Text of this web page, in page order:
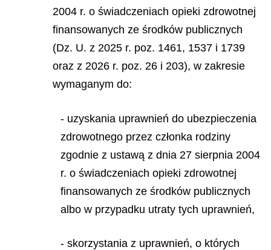
2004 r. o świadczeniach opieki zdrowotnej
finansowanych ze środków publicznych
(Dz. U. z 2025 r. poz. 1461, 1537 i 1739
oraz z 2026 r. poz. 26 i 203), w zakresie
wymaganym do:
- uzyskania uprawnień do ubezpieczenia
zdrowotnego przez członka rodziny
zgodnie z ustawą z dnia 27 sierpnia 2004
r. o świadczeniach opieki zdrowotnej
finansowanych ze środków publicznych
albo w przypadku utraty tych uprawnień,
- skorzystania z uprawnień, o których